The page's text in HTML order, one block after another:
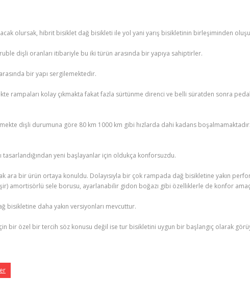
olursak, hibrit bisiklet dağ bisikleti ile yol yani yarış bisikletinin birleşiminden
dişli oranları itibariyle bu iki türün arasında bir yapıya sahiptirler.
bir yapı sergilemektedir.
rampaları kolay çıkmakta fakat fazla sürtünme direnci ve belli süratden sonra
dişli durumuna göre 80 km 1000 km gibi hızlarda dahi kadans
yeni başlayanlar için oldukça konforsuzdu.
ara bir ürün ortaya konuldu. Dolayısıyla bir çok rampada dağ bisikletine yakın
amortisörlü sele borusu, ayarlanabilir gidon boğazı gibi özelliklerle de konfor
bisikletine daha yakın versiyonları mevcuttur.
bir özel bir tercih söz konusu değil ise tur bisikletini uygun bir başlangıç olarak